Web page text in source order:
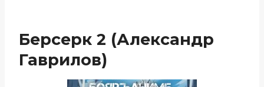
Берсерк 2 (Александр
Гаврилов)